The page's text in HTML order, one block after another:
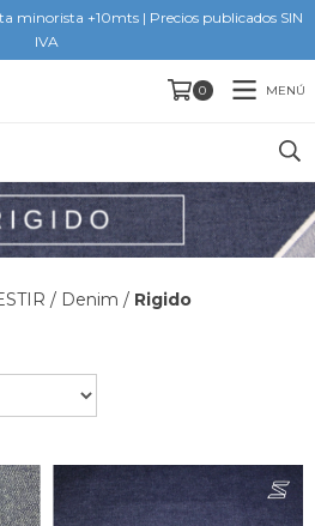
minorista +10mts | Precios publicados SIN
IVA
0 MENÚ
/ Denim / Rigido